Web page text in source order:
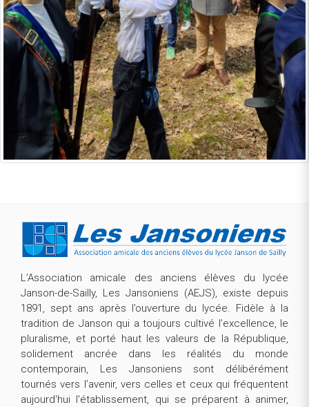
L’Association amicale des anciens élèves du lycée
Janson-de-Sailly, Les Jansoniens (AEJS), existe depuis
1891, sept ans après l’ouverture du lycée. Fidèle à la
tradition de Janson qui a toujours cultivé l’excellence, le
pluralisme, et porté haut les valeurs de la République,
solidement ancrée dans les réalités du monde
contemporain, Les Jansoniens sont délibérément
tournés vers l’avenir, vers celles et ceux qui fréquentent
aujourd'hui l'établissement, qui se préparent à animer,